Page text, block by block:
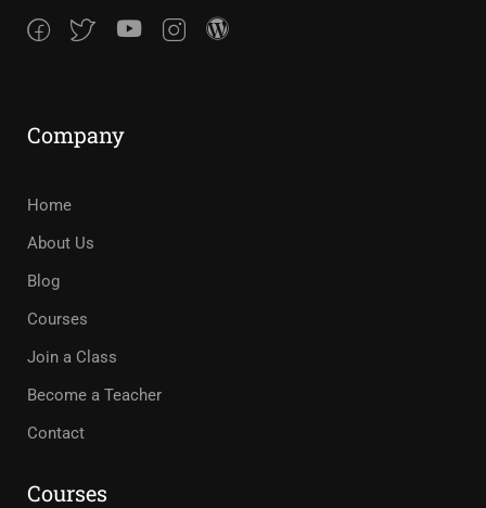
Company
Home
About Us
Blog
Courses
Join a Class
Become a Teacher
Contact
Courses